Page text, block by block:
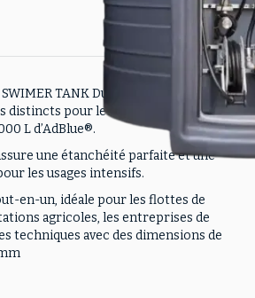
TANK Duo 9500 L combine
distincts pour le stockage sécurisé de
L d’AdBlue®.
une étanchéité parfaite et une
les usages intensifs.
en-un, idéale pour les flottes de
agricoles, les entreprises de
techniques avec des dimensions de